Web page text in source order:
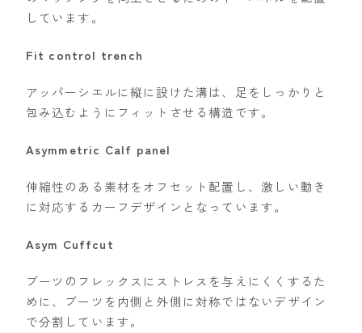
BURTON
DC Shoes
estivo
OAKLEY
ROME
SCAPE
THE NORTH FACE
しています。
Fit control trench
アッパーシエルに縦に設けた溝は、足をしっかりと
包み込むようにフィットさせる構造です。
Asymmetric Calf panel
伸縮性のある素材をオフセット配置し、激しい動き
に対応するカーフデザインとなっています。
Asym Cuffcut
ブーツのフレックスにストレスを与えにくくするた
めに、ブーツを内側と外側に対称ではないデザイン
で分割しています。